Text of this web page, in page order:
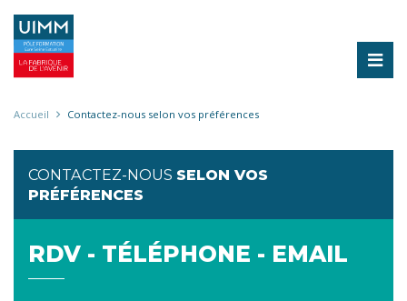
contenu
principal
Fil
Accueil Contactez-nous selon vos préférences
CONTACTEZ-NOUS SELON VOS
PRÉFÉRENCES
RDV - TÉLÉPHONE - EMAIL